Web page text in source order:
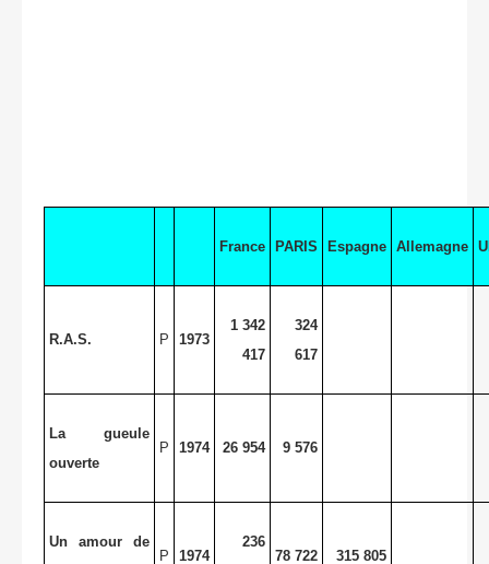
France PARIS Espagne Allemagne
R.A.S. P 1973
1 342
417
324
617
La gueule
ouverte
P 1974 26 954 9 576
Un amour de
P 1974
236
78 722 315 805